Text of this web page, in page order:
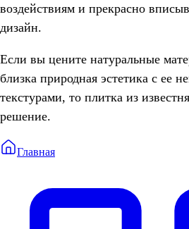
воздействиям и прекрасно
дизайн.
Если вы цените натуральные
близка природная эстетика с ее
текстурами, то плитка из
решение.
Главная